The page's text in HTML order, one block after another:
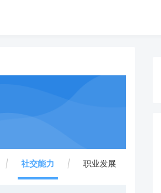
| 社交能力 | 职业发展